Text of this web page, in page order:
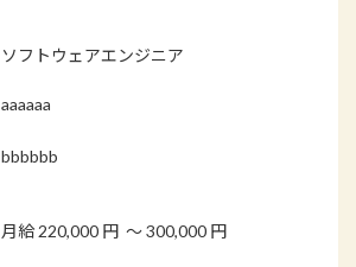
ソフトウェアエンジニア
aaaaaa
bbbbbb
月給 220,000 円 〜300,000 円